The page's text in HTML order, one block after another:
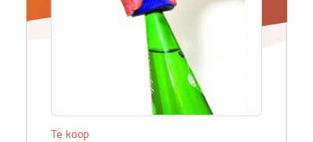
Te koop